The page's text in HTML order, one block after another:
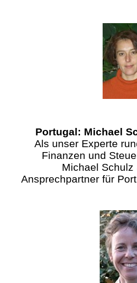
Portugal: Michael
Als unser Experte
Finanzen und
Michael Schulz
Ansprechpartner für